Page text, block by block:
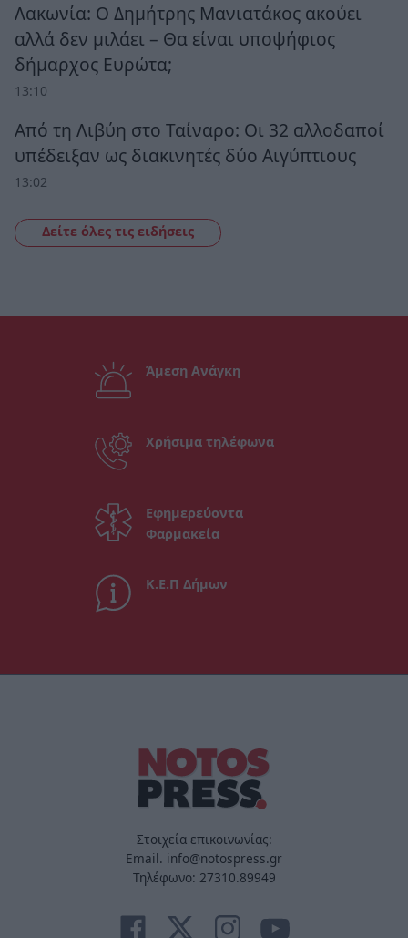
Λακωνία: Ο Δημήτρης Μανιατάκος ακούει
αλλά δεν μιλάει – Θα είναι υποψήφιος
δήμαρχος Ευρώτα;
13:10
Από τη Λιβύη στο Ταίναρο: Οι 32 αλλοδαποί
υπέδειξαν ως διακινητές δύο Αιγύπτιους
13:02
Δείτε όλες τις ειδήσεις
Άμεση Ανάγκη
Χρήσιμα τηλέφωνα
Εφημερεύοντα
Φαρμακεία
Κ.Ε.Π Δήμων
Στοιχεία επικοινωνίας:
Email. info@notospress.gr
Τηλέφωνο: 27310.89949